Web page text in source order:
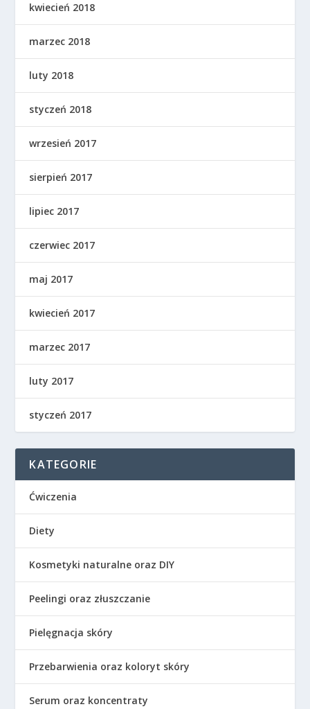
kwiecień 2018
marzec 2018
luty 2018
styczeń 2018
wrzesień 2017
sierpień 2017
lipiec 2017
czerwiec 2017
maj 2017
kwiecień 2017
marzec 2017
luty 2017
styczeń 2017
KATEGORIE
Ćwiczenia
Diety
Kosmetyki naturalne oraz DIY
Peelingi oraz złuszczanie
Pielęgnacja skóry
Przebarwienia oraz koloryt skóry
Serum oraz koncentraty